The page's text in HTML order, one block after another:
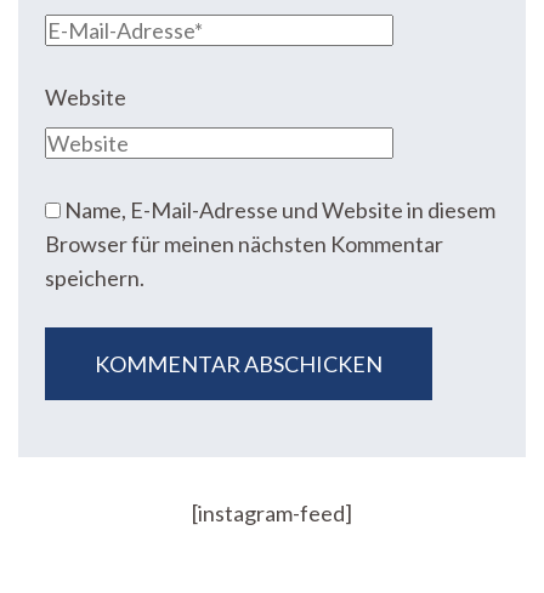
Website
Name, E-Mail-Adresse und Website in diesem
Browser für meinen nächsten Kommentar
speichern.
[instagram-feed]